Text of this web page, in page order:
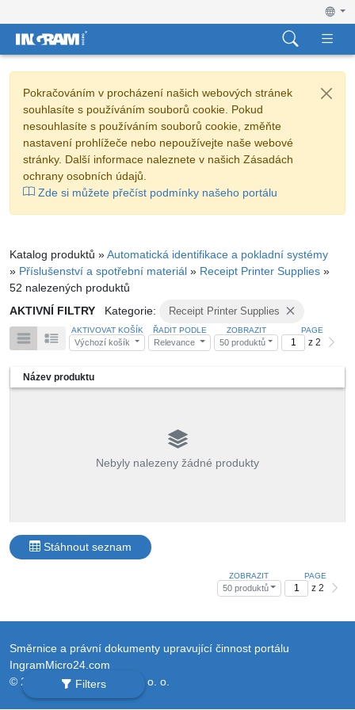
Pokračováním v procházení našich webových stránek
souhlasíte s používáním souborů cookie. Pokud
nesouhlasíte s používáním souborů cookie, změňte
nastavení prohlížeče nebo nepoužívejte naše webové
stránky. Další informace naleznete v našich Zásadách
ochrany osobních údajů.
Zde si můžete přečíst podmínky našeho portálu
Katalog produktů »Automatická identifikace a pokladní systémy
» Příslušenství a spotřební materiál » Receipt Printer Supplies »
52 nalezených produktů
AKTIVNÍ FILTRY
Kategorie: Receipt Printer Supplies
AKTIVOVAT KOŠÍK
Výchozí košík
ŘADIT PODLE
Relevance
ZOBRAZIT
50 produktů
PAGE
z 2
Filters
Název produktu
Nebyly nalezeny žádné produkty
Stáhnout seznam
ZOBRAZIT
50 produktů
PAGE
z 2
Směrnice a právní dokumenty upravující činnost portálu
IngramMicro24.com
© 2026 Ingram Micro Sp. z o. o.